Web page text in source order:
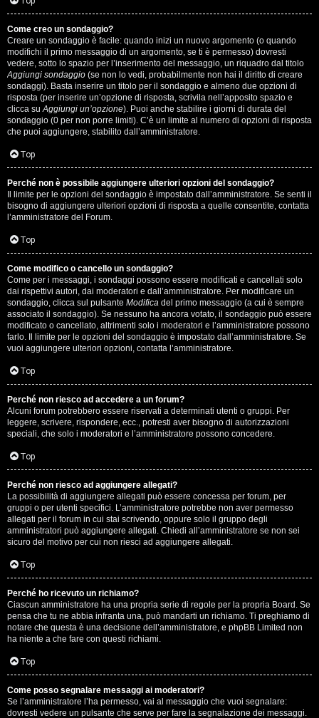
Come creo un sondaggio?
Creare un sondaggio è facile: quando inizi un nuovo argomento (o quando
modifichi il primo messaggio di un argomento, se ti è permesso) dovresti
vedere, sotto lo spazio per l’inserimento del messaggio, un riquadro dal titolo
Aggiungi sondaggio (se non lo vedi, probabilmente non hai il diritto di creare
sondaggi). Basta inserire un titolo per il sondaggio e almeno due opzioni di
risposta (per inserire un’opzione di risposta, scrivila nell’apposito spazio e
clicca suAggiungi un’opzione). Puoi anche stabilire i giorni di durata del
sondaggio (0 per non porre limiti). C’è un limite al numero di opzioni di risposta
che puoi aggiungere, stabilito dall’amministratore.
Top
Perché non è possibile aggiungere ulteriori opzioni del sondaggio?
Il limite per le opzioni del sondaggio è impostato dall’amministratore. Se senti il
bisogno di aggiungere ulteriori opzioni di risposta a quelle consentite, contatta
l’amministratore del Forum.
Top
Come modifico o cancello un sondaggio?
Come per i messaggi, i sondaggi possono essere modificati e cancellati solo
dai rispettivi autori, dai moderatori e dall’amministratore. Per modificare un
sondaggio, clicca sul pulsante Modifica del primo messaggio (a cui è sempre
associato il sondaggio). Se nessuno ha ancora votato, il sondaggio può essere
modificato o cancellato, altrimenti solo i moderatori e l’amministratore possono
farlo. Il limite per le opzioni del sondaggio è impostato dall’amministratore. Se
vuoi aggiungere ulteriori opzioni, contatta l’amministratore.
Top
Perché non riesco ad accedere a un forum?
Alcuni forum potrebbero essere riservati a determinati utenti o gruppi. Per
leggere, scrivere, rispondere, ecc., potresti aver bisogno di autorizzazioni
speciali, che solo i moderatori e l’amministratore possono concedere.
Top
Perché non riesco ad aggiungere allegati?
La possibilità di aggiungere allegati può essere concessa per forum, per
gruppi o per utenti specifici. L’amministratore potrebbe non aver permesso
allegati per il forum in cui stai scrivendo, oppure solo il gruppo degli
amministratori può aggiungere allegati. Chiedi all’amministratore se non sei
sicuro del motivo per cui non riesci ad aggiungere allegati.
Top
Perché ho ricevuto un richiamo?
Ciascun amministratore ha una propria serie di regole per la propria Board. Se
pensa che tu ne abbia infranta una, può mandarti un richiamo. Ti preghiamo di
notare che questa è una decisione dell’amministratore, e phpBB Limited non
ha niente a che fare con questi richiami.
Top
Come posso segnalare messaggi ai moderatori?
Se l’amministratore l’ha permesso, vai al messaggio che vuoi segnalare:
dovresti vedere un pulsante che serve per fare la segnalazione dei messaggi.
d
i
G
i
g
i
D
'
A
g
o
s
t
i
n
o
.
.
.
R
e
s
o
c
o
n
t
i
S